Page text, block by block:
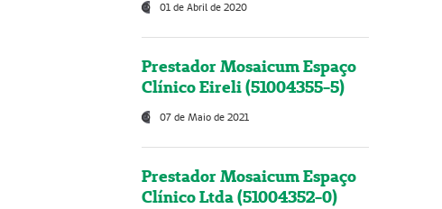
01 de Abril de 2020
Prestador Mosaicum Espaço
Clínico Eireli (51004355-5)
07 de Maio de 2021
Prestador Mosaicum Espaço
Clínico Ltda (51004352-0)